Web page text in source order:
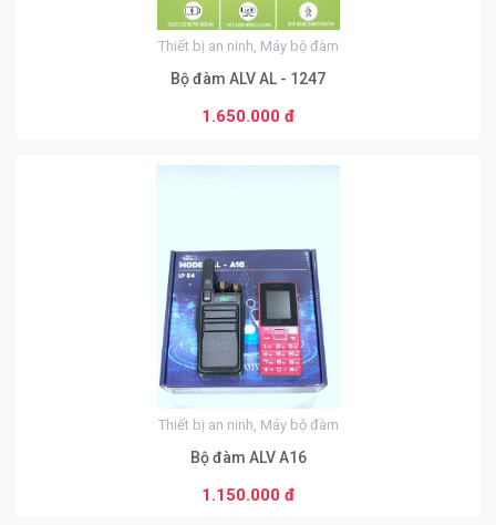
Thiết bị an ninh, Máy bộ đàm
Bộ đàm ALV AL - 1247
1.650.000 đ
Thiết bị an ninh, Máy bộ đàm
Bộ đàm ALV A16
1.150.000 đ